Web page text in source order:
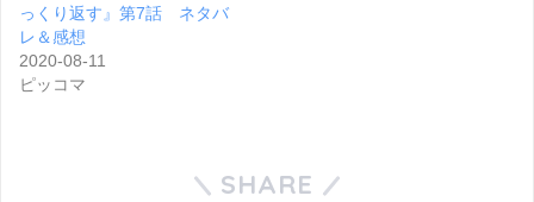
っくり返す』第7話 ネタバ
レ＆感想
2020-08-11
ピッコマ
SHARE